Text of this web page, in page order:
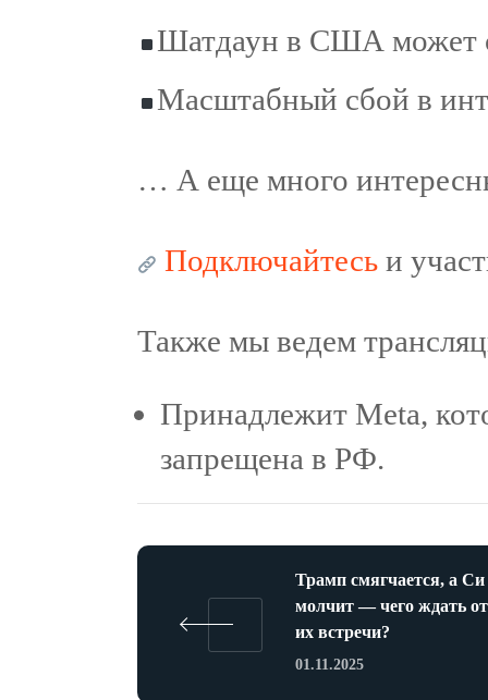
Шатдаун в США может
Масштабный сбой в
… А еще много
Подключайтесь и
Также мы ведем
Принадлежит Meta,
запрещена в РФ.
Трамп смягчается, а Си
молчит — чего ждать от
их встречи?
01.11.2025